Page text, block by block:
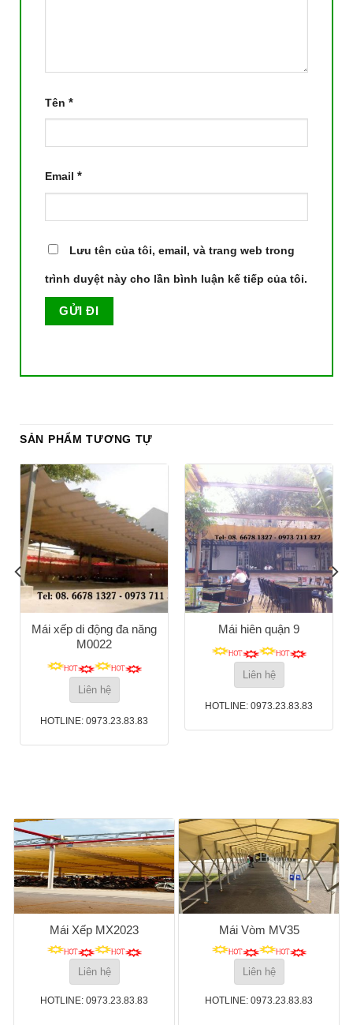
Tên *
Email *
Lưu tên của tôi, email, và trang web trong
trình duyệt này cho lần bình luận kế tiếp của tôi.
SẢN PHẨM TƯƠNG TỰ
Mái xếp di động đa năng
M0022
Liên hệ
HOTLINE: 0973.23.83.83
Mái hiên quận 9
Liên hệ
HOTLINE: 0973.23.83.83
Mái Xếp MX2023
Liên hệ
HOTLINE: 0973.23.83.83
Mái Vòm MV35
Liên hệ
HOTLINE: 0973.23.83.83